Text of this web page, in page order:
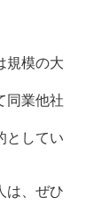
規模の大
同業他社
としてい
は、ぜひ